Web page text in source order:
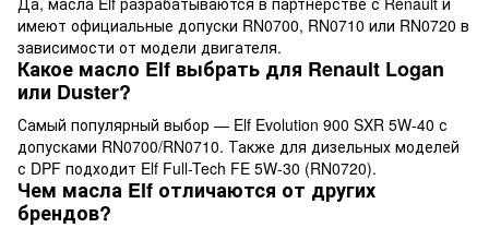
имеют официальные допуски RN0700, RN0710 или RN0720 в
зависимости от модели двигателя.
Какое масло Elf выбрать для Renault Logan
или Duster?
Самый популярный выбор — Elf Evolution 900 SXR 5W-40 с
допусками RN0700/RN0710. Также для дизельных моделей
с DPF подходит Elf Full-Tech FE 5W-30 (RN0720).
Чем масла Elf отличаются от других
брендов?